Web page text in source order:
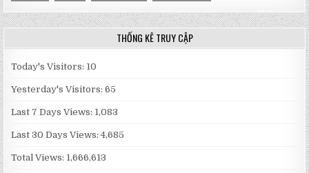
THỐNG KÊ TRUY CẬP
Today's Visitors: 10
Yesterday's Visitors:65
Last 7 Days Views: 1,083
Last 30 Days Views:4,685
Total Views: 1,666,613